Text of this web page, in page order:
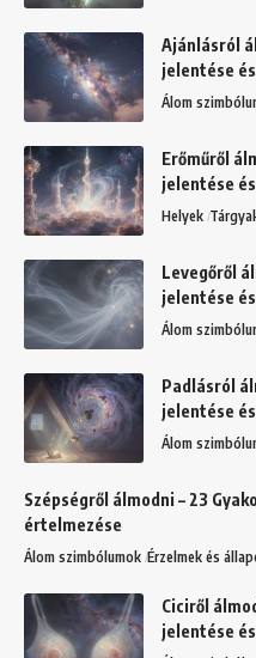
Ajánlásról
jelentése
Álom
Erőműről
jelentése
Helyek
Levegőről
jelentése
Álom
Padlásról
jelentése
Álom
Szépségről álmodni – 23
értelmezése
Álom szimbólumok Érzelmek és
Ciciről
jelentése